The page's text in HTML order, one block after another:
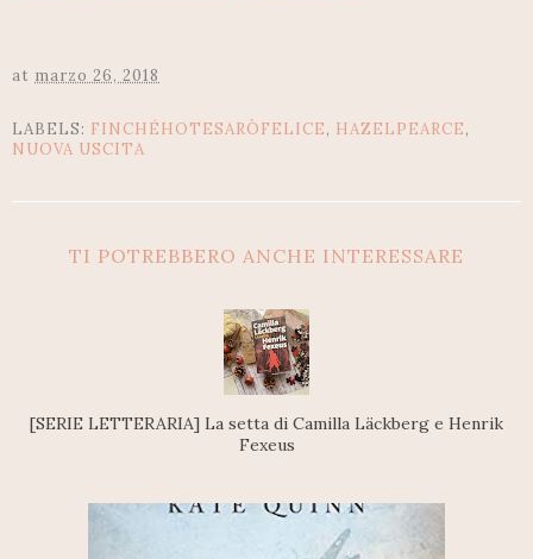
at marzo 26, 2018
LABELS: FINCHÉHOTESARÒFELICE, HAZELPEARCE,
NUOVA USCITA
TI POTREBBERO ANCHE INTERESSARE
[SERIE LETTERARIA] La setta di Camilla Läckberg e Henrik
Fexeus